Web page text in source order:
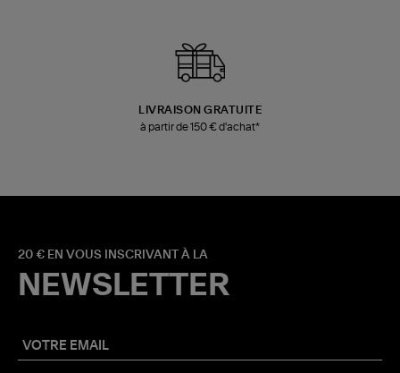
LIVRAISON GRATUITE
à partir de 150 € d'achat*
20 € EN VOUS INSCRIVANT À LA
NEWSLETTER